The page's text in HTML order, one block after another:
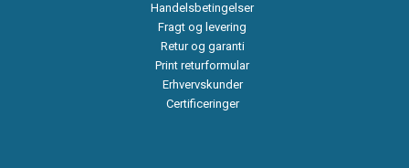
Handelsbetingelser
Fragt og levering
Retur og garanti
Print returformular
Erhvervskunder
Certificeringer